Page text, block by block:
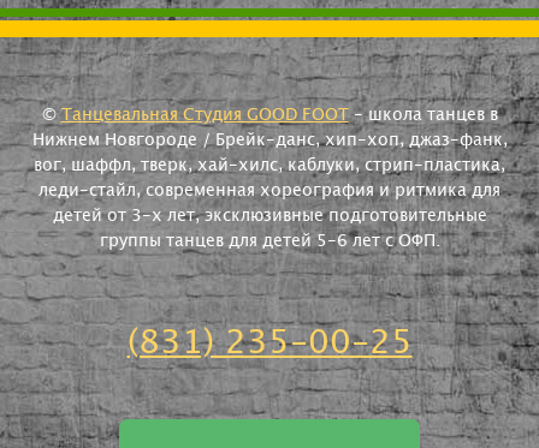
©Танцевальная Студия GOOD FOOT- школа танцев в
Нижнем Новгороде / Брейк-данс, хип-хоп, джаз-фанк,
вог, шаффл, тверк, хай-хилс, каблуки, стрип-пластика,
леди-стайл, современная хореография и ритмика для
детей от 3-х лет, эксклюзивные подготовительные
группы танцев для детей 5-6 лет с ОФП.
(831) 235-00-25